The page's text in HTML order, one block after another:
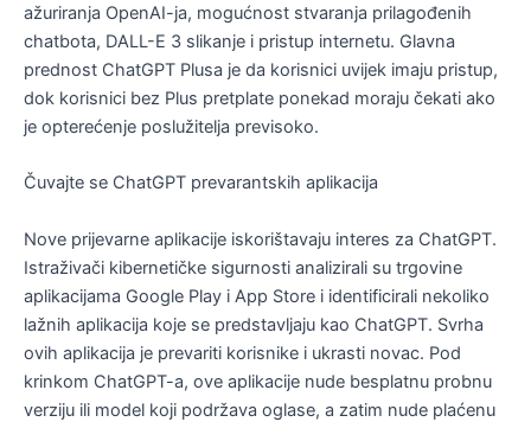
ažuriranja OpenAI-ja, mogućnost stvaranja prilagođenih
chatbota, DALL-E 3 slikanje i pristup internetu. Glavna
prednost ChatGPT Plusa je da korisnici uvijek imaju pristup,
dok korisnici bez Plus pretplate ponekad moraju čekati ako
je opterećenje poslužitelja previsoko.
Čuvajte se ChatGPT prevarantskih aplikacija
Nove prijevarne aplikacije iskorištavaju interes za ChatGPT.
Istraživači kibernetičke sigurnosti analizirali su trgovine
aplikacijama Google Play i App Store i identificirali nekoliko
lažnih aplikacija koje se predstavljaju kao ChatGPT. Svrha
ovih aplikacija je prevariti korisnike i ukrasti novac. Pod
krinkom ChatGPT-a, ove aplikacije nude besplatnu probnu
verziju ili model koji podržava oglase, a zatim nude plaćenu